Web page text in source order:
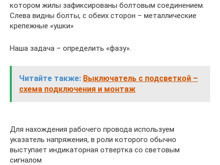
котором жилы зафиксированы болтовым соединением.
Слева видны болты, с обеих сторон – металлические
крепежные «ушки»
Наша задача – определить «фазу».
Читайте также: Выключатель с подсветкой –
схема подключения и монтаж
Для нахождения рабочего провода используем
указатель напряжения, в роли которого обычно
выступает индикаторная отвертка со световым
сигналом